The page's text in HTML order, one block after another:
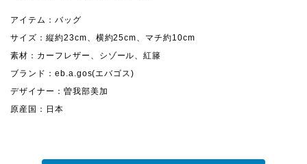
アイテム：バッグ
サイズ：縦約23cm、横約25cm、マチ約10cm
素材：カーフレザー、シゾール、紅籐
ブランド：eb.a.gos(エバゴス)
デザイナー：曽我部美加
原産国：日本